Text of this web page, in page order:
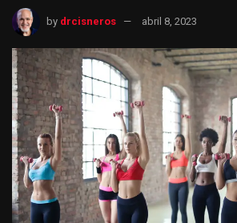
by drcisneros abril 8, 2023